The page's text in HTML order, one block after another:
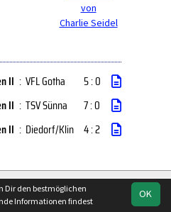
von
Charlie Seidel
II : VFL Gotha
5 : 0
II : TSV Sünna
7 : 0
II : Diedorf/Klin 4 : 2
OK
Dir den bestmöglichen
Informationen findest